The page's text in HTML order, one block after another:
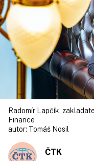
Radomír Lapčík,
Finance
autor: Tomáš Nosil
ČTK